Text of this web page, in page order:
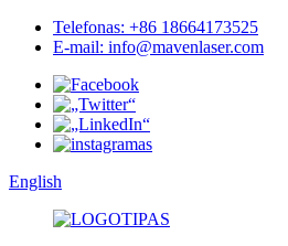
Telefonas: +86 18664173525
E-mail: info@mavenlaser.com
English